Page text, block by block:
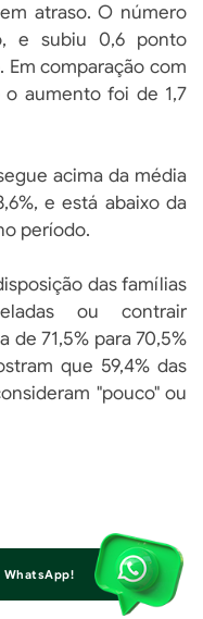
atraso. O número
e subiu 0,6 ponto
Em comparação com
aumento foi de 1,7
acima da média
e está abaixo da
período.
das famílias
ou contrair
71,5% para 70,5%
que 59,4% das
"pouco" ou
WhatsApp!